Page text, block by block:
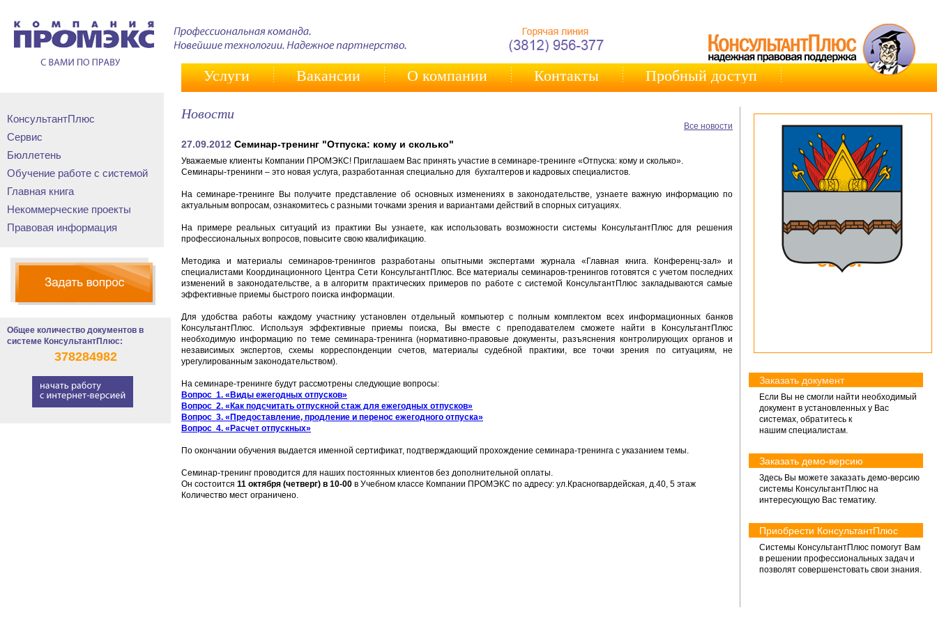
Услуги Вакансии О компании Контакты Пробный доступ
КонсультантПлюс
Сервис
Бюллетень
Обучение работе с системой
Главная книга
Некоммерческие проекты
Правовая информация
Общее количество документов в
системе КонсультантПлюс:
378284982
Заказать документ
Если Вы не смогли найти необходимый
документ в установленных у Вас
системах, обратитесь к
нашим специалистам.
Заказать демо-версию
Здесь Вы можете заказать демо-версию
системы КонсультантПлюс на
интересующую Вас тематику.
Приобрести КонсультантПлюс
Системы КонсультантПлюс помогут Вам
в решении профессиональных задач и
позволят совершенстовать свои знания.
Новости
Все новости
27.09.2012 Семинар-тренинг "Отпуска: кому и сколько"
Уважаемые клиенты Компании ПРОМЭКС! Приглашаем Вас принять участие в семинаре-тренинге «Отпуска: кому и сколько».
Семинары-тренинги – это новая услуга, разработанная специально для бухгалтеров и кадровых специалистов.
На семинаре-тренинге Вы получите представление об основных изменениях в законодательстве, узнаете важную информацию по
актуальным вопросам, ознакомитесь с разными точками зрения и вариантами действий в спорных ситуациях.
На примере реальных ситуаций из практики Вы узнаете, как использовать возможности системы КонсультантПлюс для решения
профессиональных вопросов, повысите свою квалификацию.
Методика и материалы семинаров-тренингов разработаны опытными экспертами журнала «Главная книга. Конференц-зал» и
специалистами Координационного Центра Сети КонсультантПлюс. Все материалы семинаров-тренингов готовятся с учетом последних
изменений в законодательстве, а в алгоритм практических примеров по работе с системой КонсультантПлюс закладываются самые
эффективные приемы быстрого поиска информации.
Для удобства работы каждому участнику установлен отдельный компьютер с полным комплектом всех информационных банков
КонсультантПлюс. Используя эффективные приемы поиска, Вы вместе с преподавателем сможете найти в КонсультантПлюс
необходимую информацию по теме семинара-тренинга (нормативно-правовые документы, разъяснения контролирующих органов и
независимых экспертов, схемы корреспонденции счетов, материалы судебной практики, все точки зрения по ситуациям, не
урегулированным законодательством).
На семинаре-тренинге будут рассмотрены следующие вопросы:
Вопрос 1. «Виды ежегодных отпусков»
Вопрос 2. «Как подсчитать отпускной стаж для ежегодных отпусков»
Вопрос 3. «Предоставление, продление и перенос ежегодного отпуска»
Вопрос 4. «Расчет отпускных»
По окончании обучения выдается именной сертификат, подтверждающий прохождение семинара-тренинга с указанием темы.
Семинар-тренинг проводится для наших постоянных клиентов без дополнительной оплаты.
Он состоится 11 октября (четверг) в 10-00 в Учебном классе Компании ПРОМЭКС по адресу: ул.Красногвардейская, д.40, 5 этаж
Количество мест ограничено.